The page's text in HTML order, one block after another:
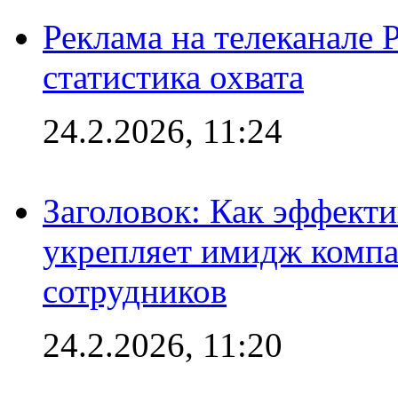
Реклама на
статистика охвата
24.2.2026, 11:24
Заголовок: Как
укрепляет имидж
сотрудников
24.2.2026, 11:20